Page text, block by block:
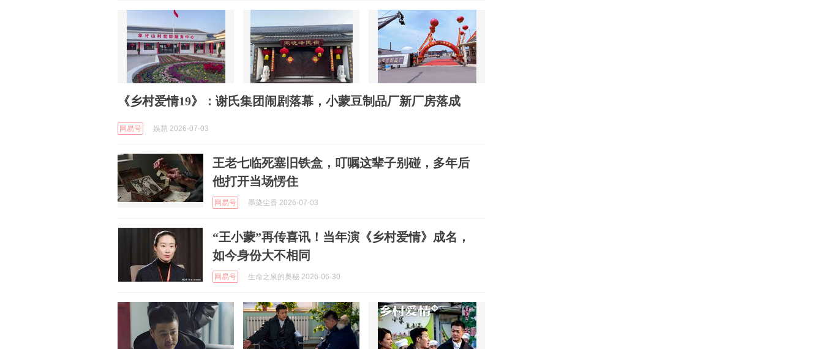
《乡村爱情19》：谢氏集团闹剧落幕，小蒙豆制品厂新厂房落成
网易号 娱慧 2026-07-03
王老七临死塞旧铁盒，叮嘱这辈子别碰，多年后
他打开当场愣住
网易号 墨染尘香 2026-07-03
“王小蒙”再传喜讯！当年演《乡村爱情》成名，
如今身份大不相同
网易号 生命之泉的奥秘 2026-06-30